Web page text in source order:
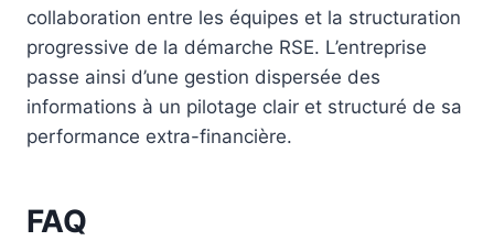
collaboration entre les équipes et la structuration
progressive de la démarche RSE. L’entreprise
passe ainsi d’une gestion dispersée des
informations à un pilotage clair et structuré de sa
performance extra-financière.
FAQ